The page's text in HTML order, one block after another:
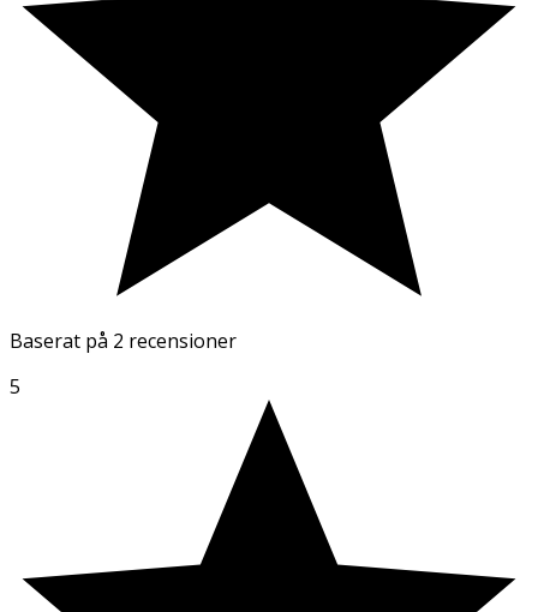
Baserat på 2 recensioner
5